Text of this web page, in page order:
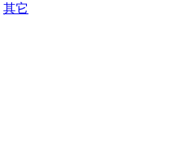
其它